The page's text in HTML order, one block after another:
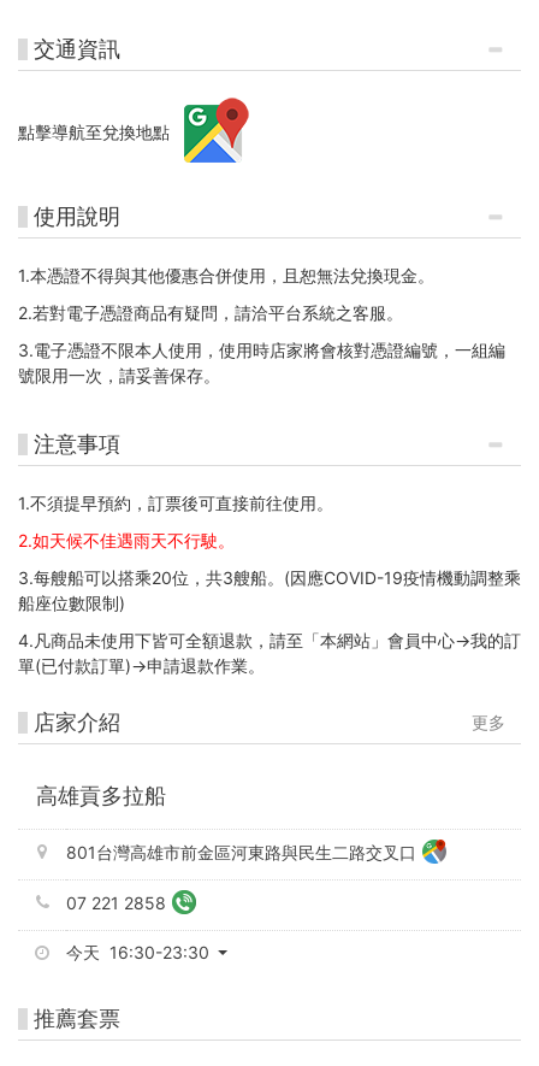
交通資訊
點擊導航至兌換地點
使用說明
1.本憑證不得與其他優惠合併使用，且恕無法兌換現金。
2.若對電子憑證商品有疑問，請洽平台系統之客服。
3.電子憑證不限本人使用，使用時店家將會核對憑證編號，一組編
號限用一次，請妥善保存。
注意事項
1.不須提早預約，訂票後可直接前往使用。
2.如天候不佳遇雨天不行駛。
3.每艘船可以搭乘20位，共3艘船。(因應COVID-19疫情機動調整乘
船座位數限制)
4.凡商品未使用下皆可全額退款，請至「本網站」會員中心→我的訂
單(已付款訂單)→申請退款作業。
店家介紹 更多
高雄貢多拉船
801台灣高雄市前金區河東路與民生二路交叉口
07 221 2858
今天 16:30-23:30
推薦套票